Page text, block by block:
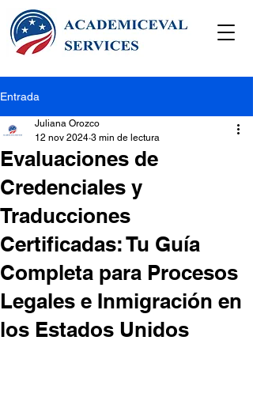
Entrada
Evaluaciones de
Credenciales y
Traducciones
Certificadas: Tu Guía
Completa para Procesos
Legales e Inmigración en
los Estados Unidos
Juliana Orozco
12 nov 2024 3 min de lectura